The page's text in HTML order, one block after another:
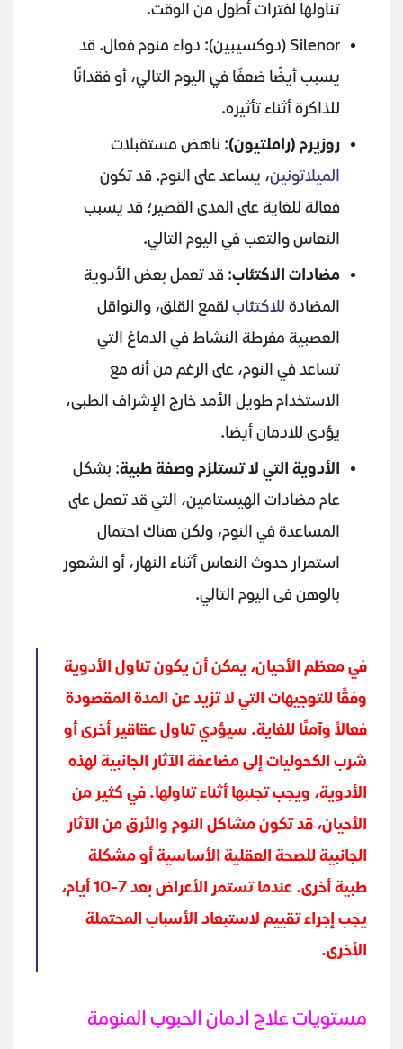
تناولها لفترات أطول من الوقت.
Silenor (دوكسيبين): دواء منوم فعال. قد
يسبب أيضًا ضعفًا في اليوم التالي، أو فقدانًا
للذاكرة أثناء تأثيره.
روزيرم (راملتيون): ناهض مستقبلات
الميلاتونين، يساعد على النوم. قد تكون
فعالة للغاية على المدى القصير؛ قد يسبب
النعاس والتعب في اليوم التالي.
مضادات الاكتئاب: قد تعمل بعض الأدوية
المضادة للاكتئاب لقمع القلق، والنواقل
العصبية مفرطة النشاط في الدماغ التي
تساعد في النوم، على الرغم من أنه مع
الاستخدام طويل الأمد خارج الإشراف الطبى،
يؤدى للادمان أيضا.
الأدوية التي لا تستلزم وصفة طبية: بشكل
عام مضادات الهيستامين، التي قد تعمل على
المساعدة في النوم، ولكن هناك احتمال
استمرار حدوث النعاس أثناء النهار، أو الشعور
بالوهن فى اليوم التالي.
في معظم الأحيان، يمكن أن يكون تناول الأدوية
وفقًا للتوجيهات التي لا تزيد عن المدة المقصودة
فعالاً وآمنًا للغاية. سيؤدي تناول عقاقير أخرى أو
شرب الكحوليات إلى مضاعفة الآثار الجانبية لهذه
الأدوية، ويجب تجنبها أثناء تناولها. في كثير من
الأحيان، قد تكون مشاكل النوم والأرق من الآثار
الجانبية للصحة العقلية الأساسية أو مشكلة
طبية أخرى. عندما تستمر الأعراض بعد 7-10 أيام،
يجب إجراء تقييم لاستبعاد الأسباب المحتملة
الأخرى.
مستويات علاج ادمان الحبوب المنومة